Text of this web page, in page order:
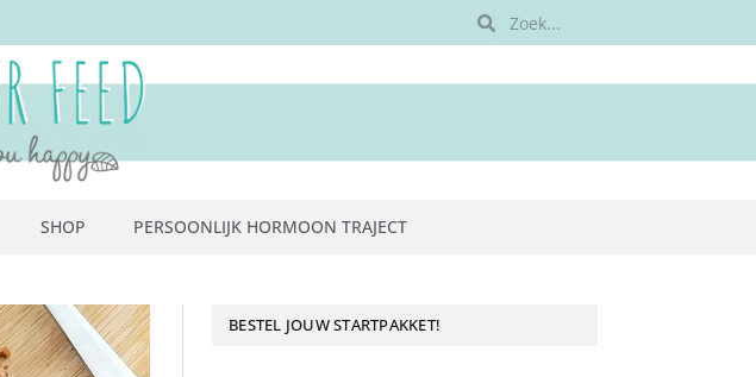
SHOP PERSOONLIJK HORMOON TRAJECT
BESTEL JOUW STARTPAKKET!